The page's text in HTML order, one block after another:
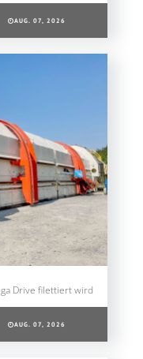
AUG. 07, 2026
Drive filettiert wird
AUG. 07, 2026